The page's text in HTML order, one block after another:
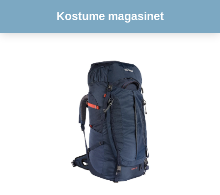
Kostume magasinet